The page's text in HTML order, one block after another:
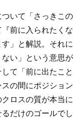
いて「さっきこの
前に入られたくな
」と解説。それに
い」という意思が
て「前に出たこと
の間にポジション
ロスの質が本当に
だけのゴールでし